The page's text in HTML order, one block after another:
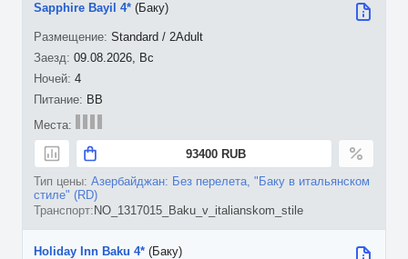
09.08.2026, Вс
4
Sapphire Bayil 4* (Баку)
Standard / 2Adult
BB
93400 RUB
Азербайджан: Без перелета, "Баку в итальянском
стиле" (RD)
NO_1317015_Baku_v_italianskom_stile
Holiday Inn Baku 4* (Баку)